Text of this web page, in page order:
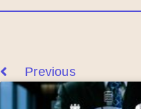
Previous